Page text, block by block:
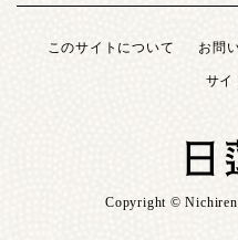
このサイトについて お問
サイ
Copyright ©